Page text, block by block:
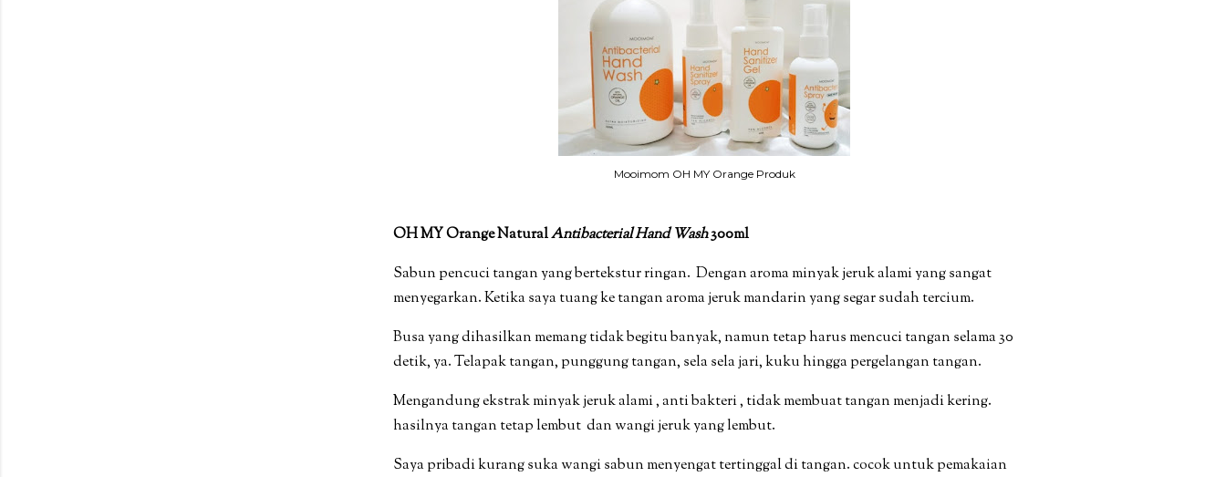
Mooimom OH MY Orange Produk
OH MY Orange NaturalAntibacterialHand Wash300ml
Sabun pencuci tangan yang bertekstur ringan. Denganaroma minyak jeruk alami yang sangat
menyegarkan. Ketika saya tuang ke tangan aroma jeruk mandarin yang segar sudah tercium.
Busa yang dihasilkan memang tidak begitu banyak, namun tetap harus mencuci tangan selama 30
detik, ya. Telapak tangan, punggung tangan, sela sela jari, kuku hingga pergelangan tangan.
Mengandung ekstrak minyak jeruk alami , anti bakteri , tidak membuat tangan menjadi kering.
hasilnya tangan tetap lembut dan wangi jeruk yang lembut.
Saya pribadi kurang suka wangi sabun menyengat tertinggal di tangan. cocok untuk pemakaian